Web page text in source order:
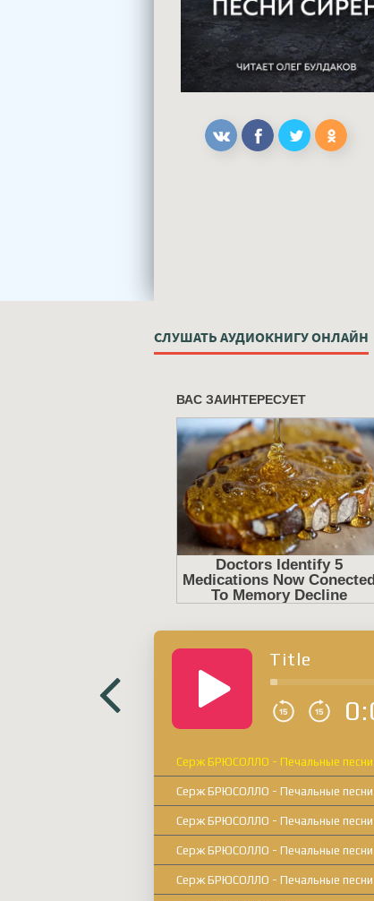
СЛУШАТЬ АУДИОКНИГУ ОНЛАЙН
Title
Серж БРЮСОЛЛО - Печальные песни
Серж БРЮСОЛЛО - Печальные песни
Серж БРЮСОЛЛО - Печальные песни
Серж БРЮСОЛЛО - Печальные песни
Серж БРЮСОЛЛО - Печальные песни